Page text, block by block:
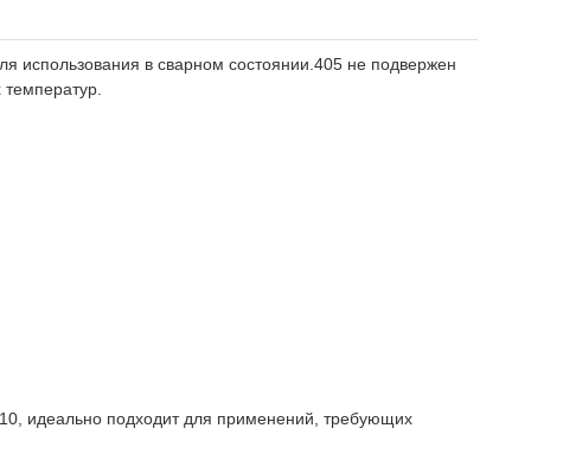
использования в сварном состоянии.405 не подвержен
идеально подходит для применений, требующих